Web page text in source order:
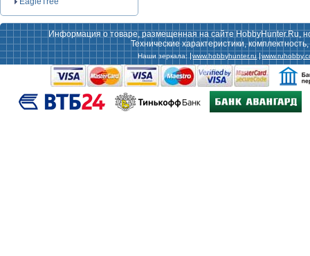
Информация о товаре, размещенная на сайте HobbyHunter.Ru,
Технические характеристики,
Наши зеркала: www.hobbyhunter.ru